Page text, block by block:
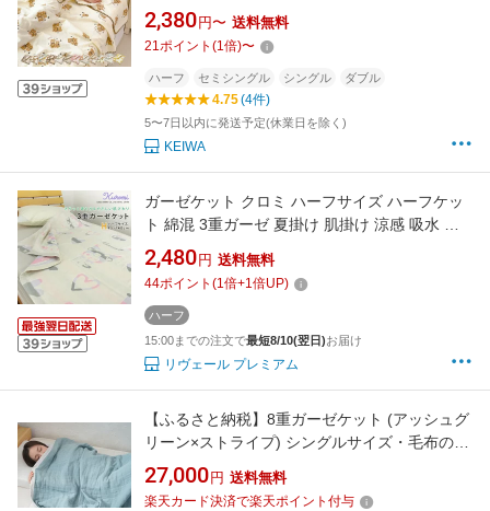
シングル ダブル ハーフサイズ 夏掛け 涼感 吸水
性 肌掛け布団 夏布団 通気性 敏感肌 ふんわり
柔らか ベビー 子供 大人 薄手 冷房対策 夏用 送
料無料 贈り物 ギフト
2,380 円〜 送料無料
21ポイント (1倍)〜
ハーフ セミシングル シングル ダブル
4.75(4件)
5〜7日以内に発送予定(休業日を除く)
KEIWA
ガーゼケット クロミ ハーフサイズ ハーフケッ
ト 綿混 3重ガーゼ 夏掛け 肌掛け 涼感 吸水 通
気性 洗える タオルケット 寝具 布団 肌掛け布団
掛け布団 カジュアル コットン オールシーズン
かわいい サンリオ クロミちゃん ギフト 夏用 新
生活 キャンプ 95×140cm 送料無料
2,480 円 送料無料
44ポイント (1倍+1倍UP)
ハーフ
15:00までの注文で最短8/10(翌日)お届け
リヴェール プレミアム
【ふるさと納税】8重ガーゼケット (アッシュグ
リーン×ストライプ) シングルサイズ・毛布の町
泉大津市産｜綿100% 通気性 肌触り 適度な保温
N gauze-single [3758]
27,000 円 送料無料
楽天カード決済で楽天ポイント付与